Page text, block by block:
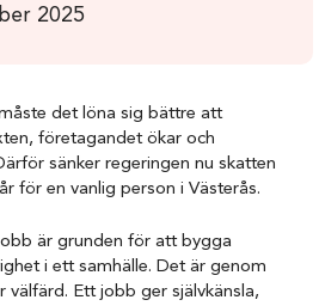
2025
det löna sig bättre att
företagandet ökar och
sänker regeringen nu skatten
för en vanlig person i Västerås.
är grunden för att bygga
i ett samhälle. Det är genom
välfärd. Ett jobb ger självkänsla,